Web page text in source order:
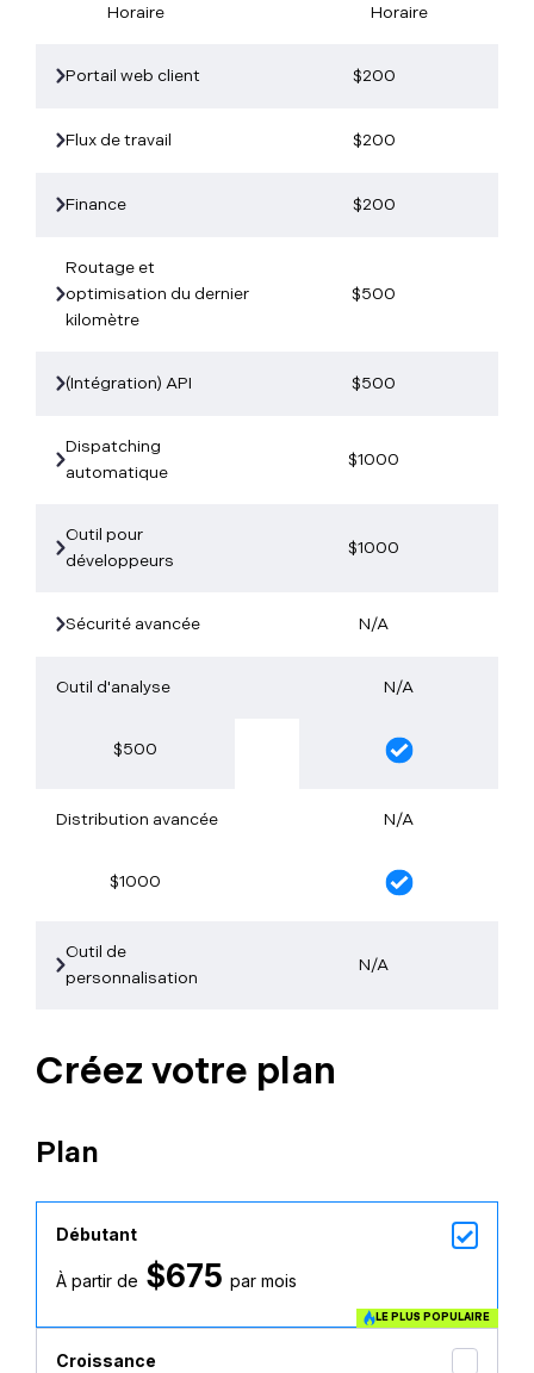
Horaire Horaire
Portail web client $200
Flux de travail $200
Finance $200
Routage et
optimisation du dernier
kilomètre
$500
(Intégration) API $500
Dispatching
automatique
$1000
Outil pour
développeurs
$1000
Sécurité avancée N/A
Outil d'analyse N/A
$500
Distribution avancée N/A
$1000
Outil de
personnalisation
N/A
Créez votre plan
Plan
Débutant
À partir de $675 par mois
LE PLUS POPULAIRE
Croissance